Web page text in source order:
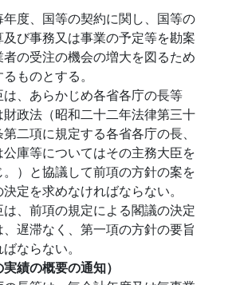
年度、国等の契約に関し、国等の
び事務又は事業の予定等を勘案
者の受注の機会の増大を図るため
ものとする。
、あらかじめ各省各庁の長等
財政法（昭和二十二年法律第三十
二項に規定する各省各庁の長、
庫等についてはその主務大臣を
）と協議して前項の方針の案を
定を求めなければならない。
、前項の規定による閣議の決定
遅滞なく、第一項の方針の要旨
ならない。
実績の概要の通知）